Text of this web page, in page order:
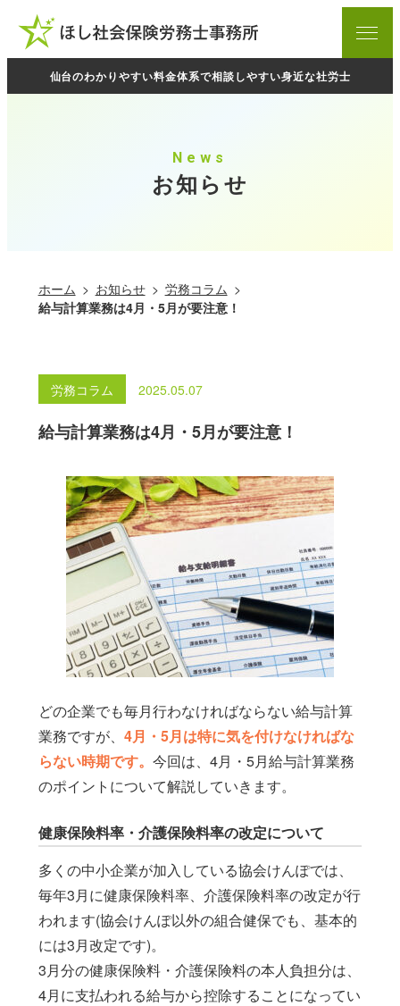
仙台のわかりやすい料金体系で相談しやすい身近な社労士
ホーム
お知らせ
当事務所について
起業支援サポート
労働・社会保険手続き
給与計算
助成金の支給申請
人事制度コンサルティング
病院・クリニックの労務管理
022-355-2521
受付時間：9:00-18:00（土日祝除く）
〒981-1106宮城県仙台市太白区柳生6-9-1-101
定休日： 土日・祝日 対象地域： 宮城県・山形県
ご相談・お問合せ
このウィンドウを閉じる
menu
News
お知らせ
ホーム お知らせ
労務コラム
給与計算業務は4月・5月が要注意！
労務コラム 2025.05.07
給与計算業務は4月・5月が要注意！
どの企業でも毎月行わなければならない給与計算
業務ですが、 4月・5月は特に気を付けなければな
らない時期です。 今回は、4月・5月給与計算業務
のポイントについて解説していきます。
健康保険料率・介護保険料率の改定について
多くの中小企業が加入している協会けんぽでは、
毎年3月に健康保険料率、介護保険料率の改定が行
われます(協会けんぽ以外の組合健保でも、基本的
には3月改定です)。
3月分の健康保険料・介護保険料の本人負担分は、
4月に支払われる給与から控除することになってい